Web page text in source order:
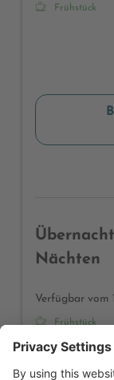
Frühstück
Nächten
Verfügbar vom
Frühstück